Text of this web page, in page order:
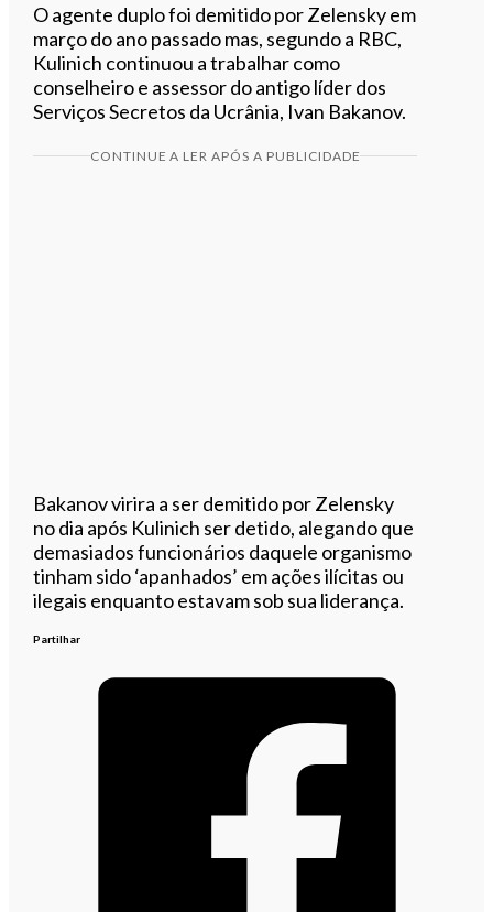
O agente duplo foi demitido por Zelensky em
março do ano passado mas, segundo a RBC,
Kulinich continuou a trabalhar como
conselheiro e assessor do antigo líder dos
Serviços Secretos da Ucrânia, Ivan Bakanov.
CONTINUE A LER APÓS A PUBLICIDADE
Bakanov virira a ser demitido por Zelensky
no dia após Kulinich ser detido, alegando que
demasiados funcionários daquele organismo
tinham sido ‘apanhados’ em ações ilícitas ou
ilegais enquanto estavam sob sua liderança.
Partilhar